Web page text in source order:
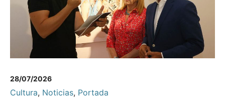
28/07/2026
Cultura, Noticias, Portada